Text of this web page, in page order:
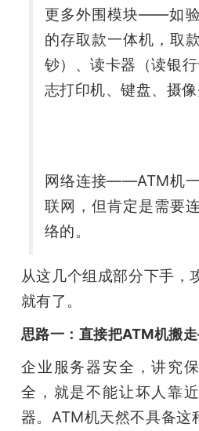
更多外围模块——如
的存取款一体机，取
钞）、读卡器（读银
志打印机、键盘、摄像
网络连接——ATM机
联网，但肯定是需要
络的。
从这几个组成部分下手，
就有了。
思路一：直接把ATM机搬
企业服务器安全，讲究
全，就是不能让坏人靠
器。ATM机天然不具备这